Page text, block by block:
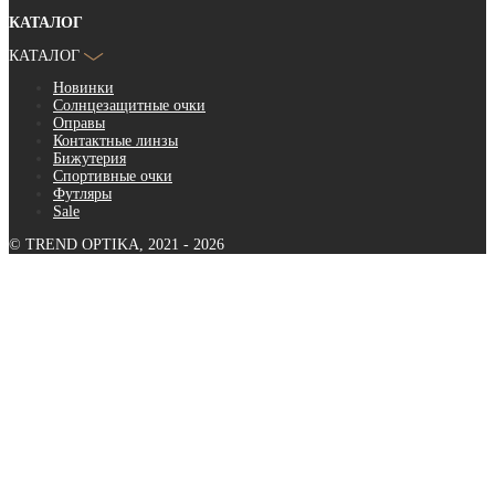
КАТАЛОГ
КАТАЛОГ
Новинки
Солнцезащитные очки
Оправы
Контактные линзы
Бижутерия
Спортивные очки
Футляры
Sale
© TREND OPTIKA, 2021 - 2026